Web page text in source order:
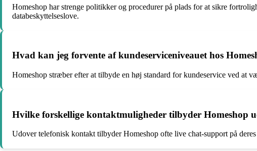
Homeshop har strenge politikker og procedurer på plads for at sikre
databeskyttelseslove.
Hvad kan jeg forvente af kundeserviceniveauet hos
Homeshop stræber efter at tilbyde en høj standard for kundeservice ved at
Hvilke forskellige kontaktmuligheder tilbyder Homeshop
Udover telefonisk kontakt tilbyder Homeshop ofte live chat-support på